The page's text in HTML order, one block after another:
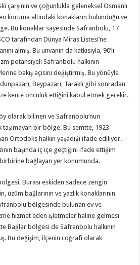
çarşının ve çoğunlukla geleneksel Osmanlı
koruma altındaki konakların bulunduğu ve
Bu konaklar sayesinde Safranbolu, 17
tarafından Dünya Miras Listesi’ne
almış. Bu unvanın da katkısıyla, 90’lı
potansiyeli Safranbolu halkının
bakış açısını değiştirmiş. Bu yönüyle
Beypazarı, Taraklı gibi sonradan
kente öncülük ettiğini kabul etmek gerekir.
olarak bilinen ve Safranbolu’nun
bir bölge. Bu semtte, 1923
Ortodoks halkın yaşadığı ifade ediliyor.
başında iç içe geçtiğini ifade ettiğim
bağlayan yer konumunda.
Burası eskiden sadece zengin
üzüm bağlarının ve yazlık konaklarının
bölgesinde bulunan ev ve
hizmet eden işletmeler haline gelmesi
Bağlar bölgesi de Safranbolu halkının
Bu değişim, ilçenin coğrafi olarak